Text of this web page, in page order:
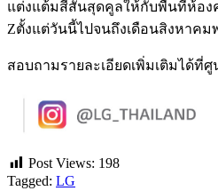
แต่งแต้มสีสันสุดคูลให้กับพื้นที่ห้องค
Zตั้งแต่วันนี้ไปจนถึงเดือนสิงหาคม
สอบถามรายละเอียดเพิ่มเติมได้ที่
Post Views: 198
Tagged: LG